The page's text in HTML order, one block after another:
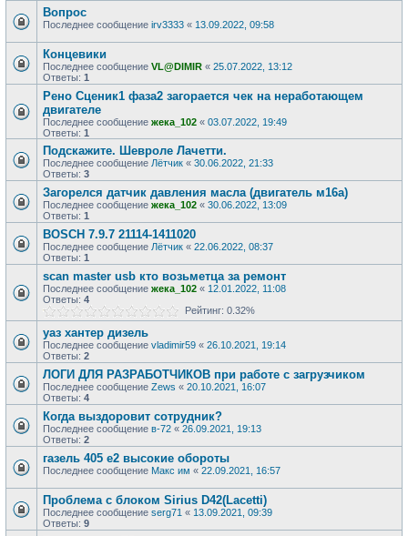
Вопрос
Последнее сообщение irv3333 « 13.09.2022, 09:58
Концевики
Последнее сообщение VL@DIMIR « 25.07.2022, 13:12
Ответы: 1
Рено Сценик1 фаза2 загорается чек на неработающем
двигателе
Последнее сообщение жека_102 « 03.07.2022, 19:49
Ответы: 1
Подскажите. Шевроле Лачетти.
Последнее сообщение Лётчик « 30.06.2022, 21:33
Ответы: 3
Загорелся датчик давления масла (двигатель м16а)
Последнее сообщение жека_102 « 30.06.2022, 13:09
Ответы: 1
BOSCH 7.9.7 21114-1411020
Последнее сообщение Лётчик « 22.06.2022, 08:37
Ответы: 1
scan master usb кто возьметца за ремонт
Последнее сообщение жека_102 « 12.01.2022, 11:08
Ответы: 4
Рейтинг: 0.32%
уаз хантер дизель
Последнее сообщение vladimir59 « 26.10.2021, 19:14
Ответы: 2
ЛОГИ ДЛЯ РАЗРАБОТЧИКОВ при работе с загрузчиком
Последнее сообщение Zews « 20.10.2021, 16:07
Ответы: 4
Когда выздоровит сотрудник?
Последнее сообщение в-72 « 26.09.2021, 19:13
Ответы: 2
газель 405 е2 высокие обороты
Последнее сообщение Макс им « 22.09.2021, 16:57
Проблема с блоком Sirius D42(Lacetti)
Последнее сообщение serg71 « 13.09.2021, 09:39
Ответы: 9